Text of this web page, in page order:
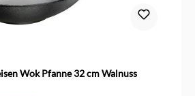
Wok Pfanne 32 cm Walnuss